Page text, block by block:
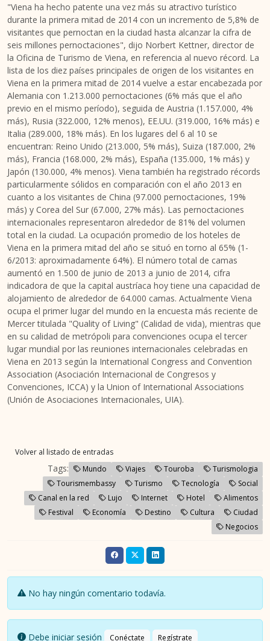
"Viena ha hecho patente una vez más su atractivo turístico
durante la primera mitad de 2014 con un incremento de 5,8% de
visitantes que pernoctan en la ciudad hasta alcanzar la cifra de
seis millones pernoctaciones", dijo Norbert Kettner, director de
la Oficina de Turismo de Viena, en referencia al nuevo récord. La
lista de los diez países principales de origen de los visitantes en
Viena en la primera mitad de 2014 vuelve a estar encabezada por
Alemania con 1.213.000 pernoctaciones (6% más que el año
previo en el mismo período), seguida de Austria (1.157.000, 4%
más), Rusia (322.000, 12% menos), EE.UU. (319.000, 16% más) e
Italia (289.000, 18% más). En los lugares del 6 al 10 se
encuentran: Reino Unido (213.000, 5% más), Suiza (187.000, 2%
más), Francia (168.000, 2% más), España (135.000, 1% más) y
Japón (130.000, 4% menos). Viena también ha registrado récords
particularmente sólidos en comparación con el año 2013 en
cuanto a los visitantes de China (97.000 pernoctaciones, 19%
más) y Corea del Sur (67.000, 27% más). Las pernoctaciones
internacionales representaron alrededor de 81% del volumen
total en la ciudad. La ocupación promedio de los hoteles de
Viena en la primera mitad del año se situó en torno al 65% (1-
6/2013: aproximadamente 64%). El número total de camas
aumentó en 1.500 de junio de 2013 a junio de 2014, cifra
indicadora de que la capital austríaca hoy tiene una capacidad de
alojamiento de alrededor de 64.000 camas. Actualmente Viena
ocupa el primer lugar del mundo en la encuesta más reciente de
Mercer titulada "Quality of Living" (Calidad de vida), mientras que
en su calidad de metrópoli para convenciones ocupa el tercer
lugar mundial por las reuniones internacionales celebradas en
Viena en 2013 según la International Congress and Convention
Association (Asociación Internacional de Congresos y
Convenciones, ICCA) y la Union of International Associations
(Unión de Asociaciones Internacionales, UIA).
Volver al listado de entradas
Tags: Mundo Viajes Touroba
Turismologia
Tourismembassy
Turismo Tecnología
Social
Canal en la red
Lujo Internet Hotel
Alimentos
Festival
Economía Destino Cultura
Ciudad
Negocios
No hay ningún comentario todavía.
Debe iniciar sesión Conéctate Regístrate